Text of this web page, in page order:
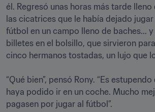
él. Regresó unas horas más tarde
las cicatrices que le había dejado
fútbol en un campo lleno de baches...
billetes en el bolsillo, que sirvieron
cinco hermanos tostadas, un lujo que
“Qué bien”, pensó Rony. “Es
haya podido ir en un coche. Mucho
pagasen por jugar al fútbol”.